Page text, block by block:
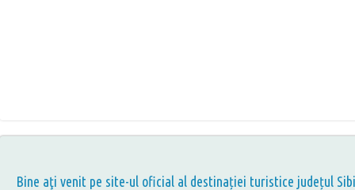
Bine aţi venit pe site-ul oficial al destinației turistice județul